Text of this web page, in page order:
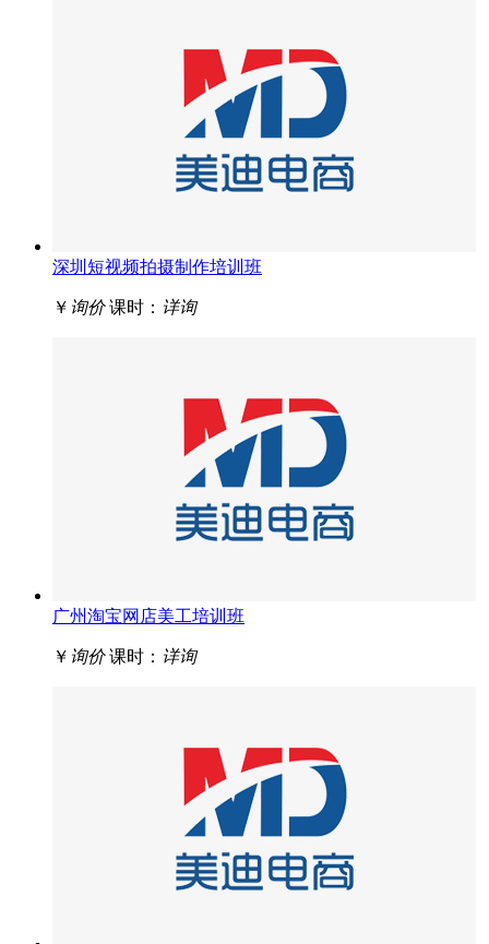
深圳短视频拍摄制作培训班
￥ 询价 课时： 详询
广州淘宝网店美工培训班
￥ 询价 课时： 详询